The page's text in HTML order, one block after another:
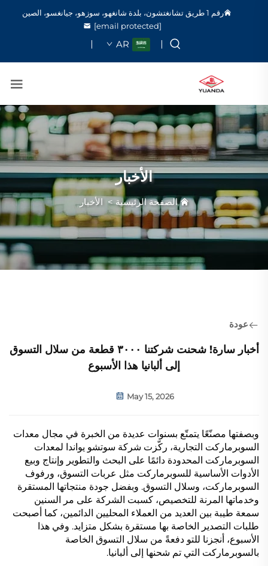
رقم 1 طريق تشانغتشون، بلدة شانغهو، سوزهو، جيانغسو، الصين
[email protected]
AR
الأخبار
الصفحة الرئيسية> الأخبار
عودة
أخبار سارة! شحنت شركتنا ٣٠٠٠ قطعة من سلال التسوق
إلى ألبانيا هذا الأسبوع
May 15, 2026
وبصفتها مصنّعًا يتمتّع بسنوات عديدة من الخبرة في مجال معدات
السوبرماركت التجارية، ركّزت شركة سوتشو يواندا لمعدات
السوبرماركت المحدودة دائمًا على البحث والتطوير وإنتاج وبيع
الأدوات الأساسية للسوبرماركت مثل عربات التسوق، ورفوف
السوبرماركت، وسلال التسوق. وبفضل جودة منتجاتها المستقرة
وخدماتها المرنة للتخصيص، كسبت الشركة على مر السنين
سمعة طيبة بين العديد من العملاء المحليين الدائمين، كما أصبحت
طلبات التصدير الخاصة بها مستقرة بشكل متزايد. وفي هذا
الأسبوع، أنجزنا للتو دفعةً من سلال التسوق الخاصة
بالسوبرماركت التي تم شحنها إلى ألبانيا.